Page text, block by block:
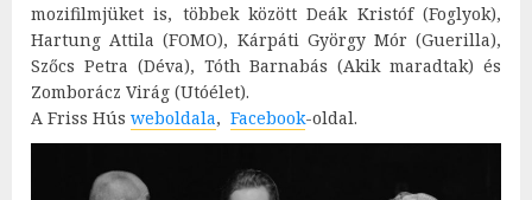
mozifilmjüket is, többek között Deák Kristóf (Foglyok),
Hartung Attila (FOMO), Kárpáti György Mór (Guerilla),
Szőcs Petra (Déva), Tóth Barnabás (Akik maradtak) és
Zomborácz Virág (Utóélet).
A Friss Hús weboldala, Facebook-oldal.